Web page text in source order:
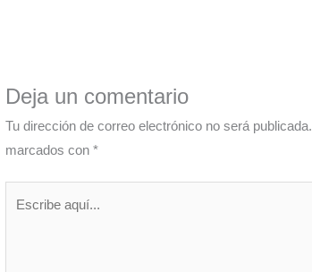
Deja un comentario
Tu dirección de correo electrónico no será publicada.
marcados con*